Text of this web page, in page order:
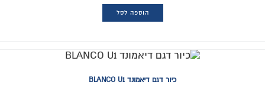
הוספה לסל
כיור דגם דיאמונד BLANCO U1